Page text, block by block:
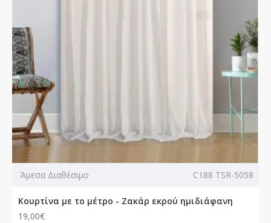
Άμεσα Διαθέσιμο C188 TSR-5058
Κουρτίνα με το μέτρο - Ζακάρ εκρού ημιδιάφανη
19,00€